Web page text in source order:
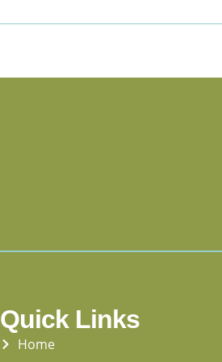
Quick Links
Home